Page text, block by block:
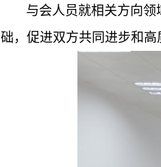
与会人员就相关方向
础，促进双方共同进步和高